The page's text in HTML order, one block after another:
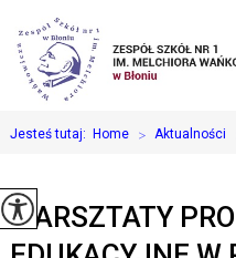
Jesteś tutaj: Home > Aktualności
WARSZTATY